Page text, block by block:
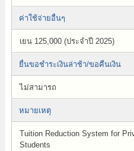
ค่าใช้จ่ายอื่นๆ
เยน 125,000 (ประจำปี 2025)
ยื่นขอชำระเงินล่าช้า/ขอคืนเงิน
ไม่สามารถ
หมายเหตุ
Tuition Reduction System for
Students